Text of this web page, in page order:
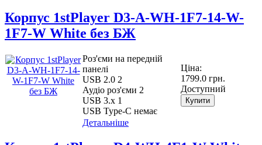
Корпус 1stPlayer D3-A-WH-1F7-14-W-
1F7-W White без БЖ
Роз'єми на передній
панелі
USB 2.0 2
Аудіо роз'єми 2
USB 3.х 1
USB Type-C немає
Ціна:
1799.0 грн.
Доступний
Купити
Детальніше